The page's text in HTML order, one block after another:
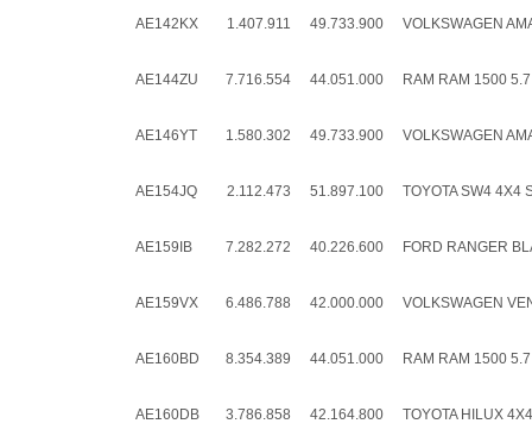
AE142KX 1.407.911 49.733.900 VOLKSWAGEN
AE144ZU 7.716.554 44.051.000 RAM RAM 1500
AE146YT 1.580.302 49.733.900 VOLKSWAGEN
AE154JQ 2.112.473 51.897.100 TOYOTA SW4 4X4
AE159IB 7.282.272 40.226.600 FORD RANGER
AE159VX 6.486.788 42.000.000 VOLKSWAGEN
AE160BD 8.354.389 44.051.000 RAM RAM 1500
AE160DB 3.786.858 42.164.800 TOYOTA HILUX